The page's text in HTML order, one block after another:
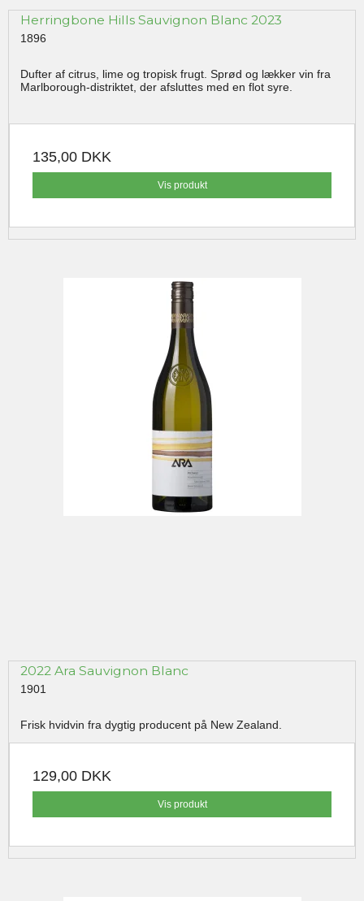
Herringbone Hills Sauvignon Blanc 2023
1896
Dufter af citrus, lime og tropisk frugt. Sprød og lækker vin fra
Marlborough-distriktet, der afsluttes med en flot syre.
135,00 DKK
Vis produkt
2022 Ara Sauvignon Blanc
1901
Frisk hvidvin fra dygtig producent på New Zealand.
129,00 DKK
Vis produkt